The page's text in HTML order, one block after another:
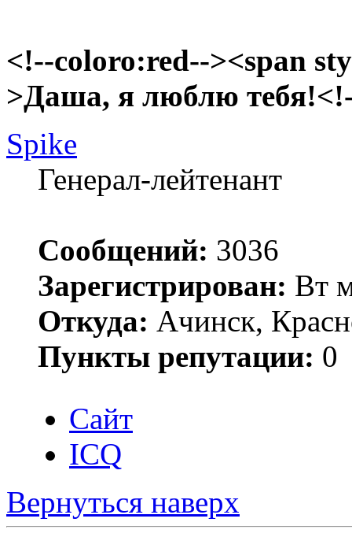
<!--coloro:red--><span
>Даша, я люблю
Spike
Генерал-лейтенант
Сообщений: 3036
Зарегистрирован: Вт
Откуда: Ачинск,
Пункты репутации: 0
Сайт
ICQ
Вернуться наверх